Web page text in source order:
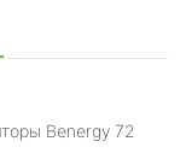
Benergy 72